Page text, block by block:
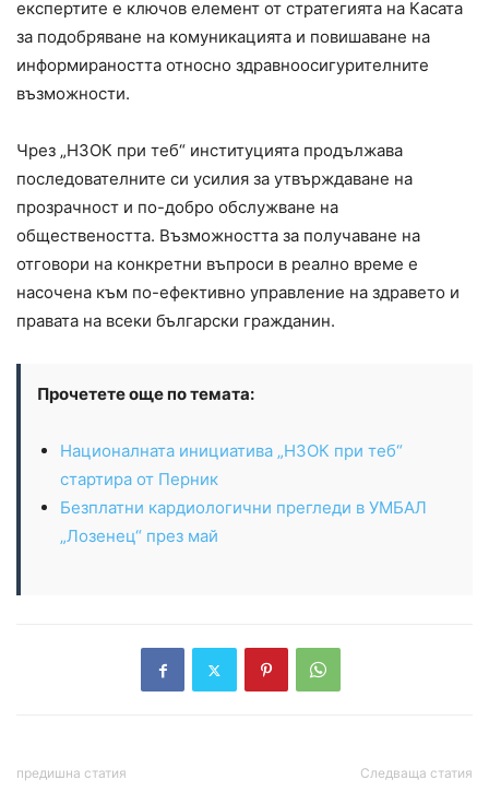
експертите е ключов елемент от стратегията на Касата
за подобряване на комуникацията и повишаване на
информираността относно здравноосигурителните
възможности.
Чрез „НЗОК при теб“ институцията продължава
последователните си усилия за утвърждаване на
прозрачност и по-добро обслужване на
обществеността. Възможността за получаване на
отговори на конкретни въпроси в реално време е
насочена към по-ефективно управление на здравето и
правата на всеки български гражданин.
Прочетете още по темата:
Националната инициатива „НЗОК при теб“
стартира от Перник
Безплатни кардиологични прегледи в УМБАЛ
„Лозенец“ през май
предишна статия Следваща статия